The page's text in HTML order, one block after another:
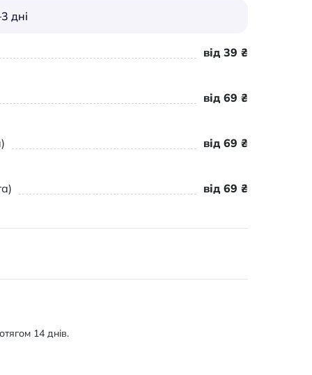
дні
від 39 ₴
від 69 ₴
від 69 ₴
від 69 ₴
14 днів.